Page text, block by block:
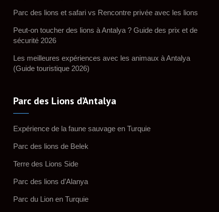
Parc des lions et safari vs Rencontre privée avec les lions
Peut-on toucher des lions à Antalya ? Guide des prix et de
sécurité 2026
Les meilleures expériences avec les animaux à Antalya
(Guide touristique 2026)
Parc des Lions d’Antalya
Expérience de la faune sauvage en Turquie
Parc des lions de Belek
Terre des Lions Side
Parc des lions d’Alanya
Parc du Lion en Turquie